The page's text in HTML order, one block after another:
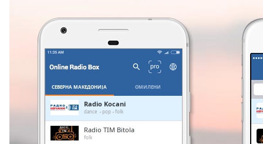
Remaining
СЕВЕРНА МАКЕДОНИЈА ОМИЛЕНИ
Radio Kocani
dance pop folk
Radio TIM Bitola
folk